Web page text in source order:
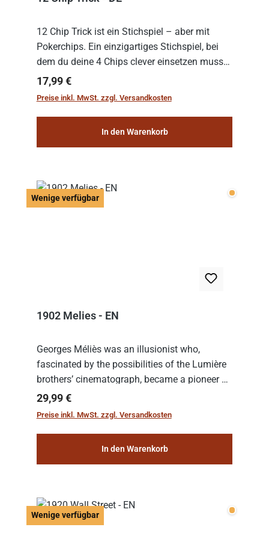
12 Chip Trick ist ein Stichspiel – aber mit
Pokerchips. Ein einzigartiges Stichspiel, bei
dem du deine 4 Chips clever einsetzen musst.
Wer die Chips mit dem höchsten Gesamtwert
hat, gewinnt die Runde. Aber Vorsicht: D...
Regulärer Preis:
17,99 €
Preise inkl. MwSt. zzgl. Versandkosten
In den Warenkorb
Wenige verfügbar Wenige
1902 Melies - EN
Georges Méliès was an illusionist who,
fascinated by the possibilities of the Lumière
brothers’ cinematograph, became a pioneer of
cinema. In 1902, he filmed his most famous
work: “Le Voyage dans la Lune” (“A Trip to...
Regulärer Preis:
29,99 €
Preise inkl. MwSt. zzgl. Versandkosten
In den Warenkorb
Wenige verfügbar Wenige